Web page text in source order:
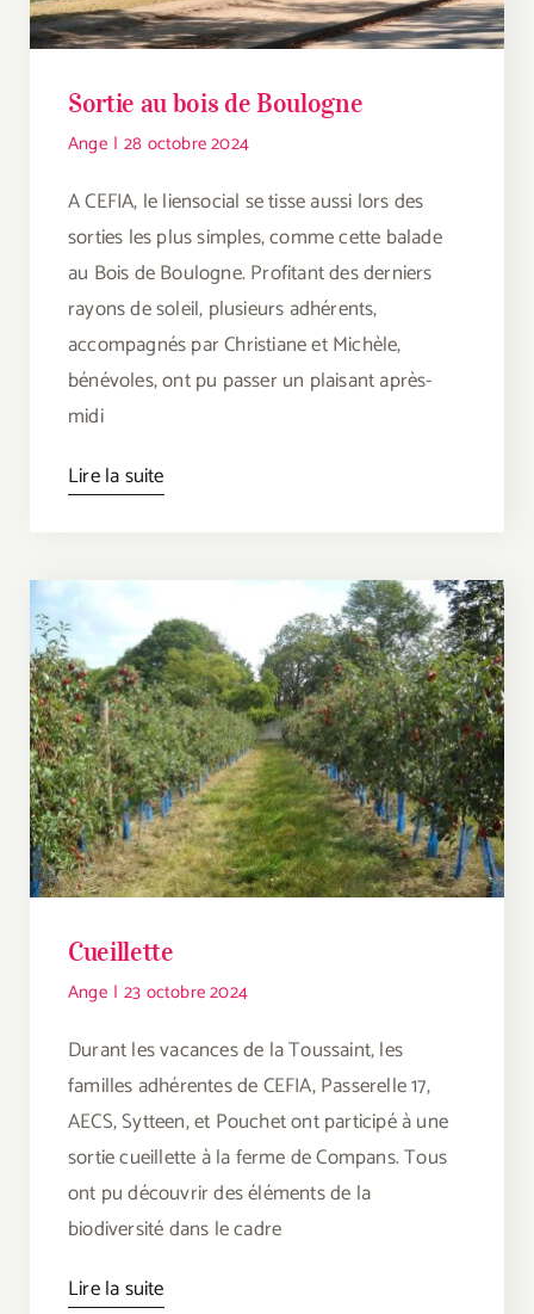
Sortie au bois de Boulogne
Ange | 28 octobre 2024
A CEFIA, le liensocial se tisse aussi lors des
sorties les plus simples, comme cette balade
au Bois de Boulogne. Profitant des derniers
rayons de soleil, plusieurs adhérents,
accompagnés par Christiane et Michèle,
bénévoles, ont pu passer un plaisant après-
midi
Lire la suite
Cueillette
Ange | 23 octobre 2024
Durant les vacances de la Toussaint, les
familles adhérentes de CEFIA, Passerelle 17,
AECS, Sytteen, et Pouchet ont participé à une
sortie cueillette à la ferme de Compans. Tous
ont pu découvrir des éléments de la
biodiversité dans le cadre
Lire la suite